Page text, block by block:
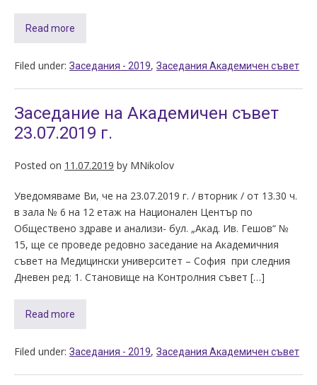
Read more
Filed under: Заседания - 2019, Заседания Академичен съвет
Заседание на Академичен съвет
23.07.2019 г.
Posted on 11.07.2019 by MNikolov
Уведомяваме Ви, че на 23.07.2019 г. / вторник / от 13.30 ч.
в зала № 6 на 12 етаж на Национален Център по
Обществено здраве и анализи- бул. „Акад. Ив. Гешов“ №
15, ще се проведе редовно заседание на Академичния
съвет на Медицински университет – София при следния
Дневен ред: 1. Становище на Контролния съвет […]
Read more
Filed under: Заседания - 2019, Заседания Академичен съвет